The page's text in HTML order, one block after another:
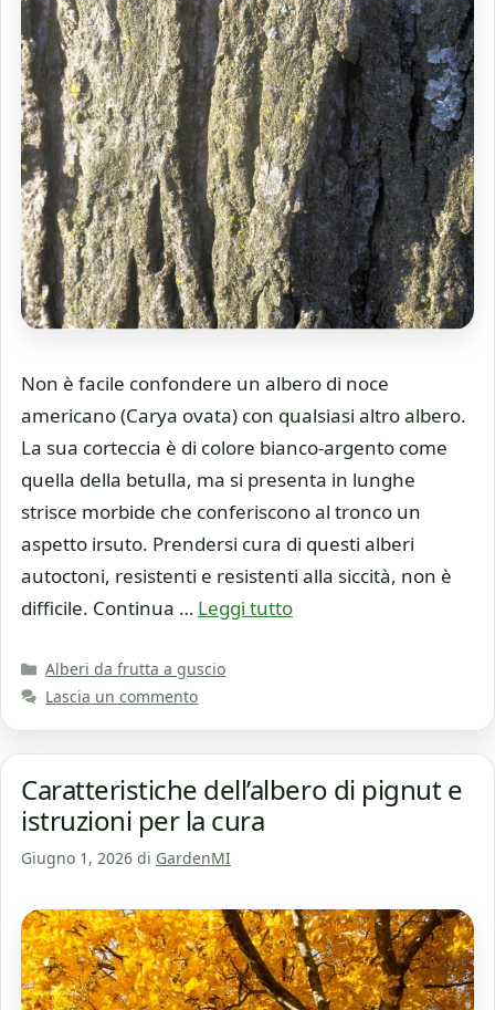
Non è facile confondere un albero di noce
americano (Carya ovata) con qualsiasi altro albero.
La sua corteccia è di colore bianco-argento come
quella della betulla, ma si presenta in lunghe
strisce morbide che conferiscono al tronco un
aspetto irsuto. Prendersi cura di questi alberi
autoctoni, resistenti e resistenti alla siccità, non è
difficile. Continua … Leggi tutto
Categorie
Alberi da frutta a guscio
Lascia un commento
Caratteristiche dell’albero di pignut e
istruzioni per la cura
Giugno 1, 2026 di GardenMI